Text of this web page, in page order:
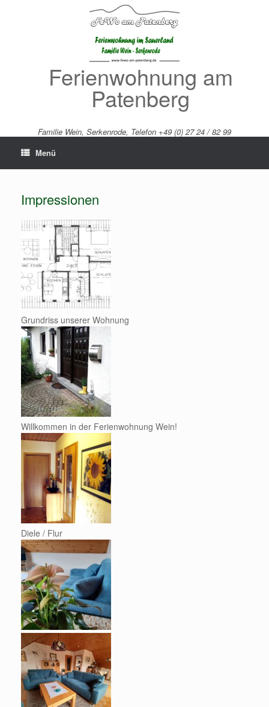
Ferienwohnung am
Patenberg
Familie Wein, Serkenrode, Telefon +49 (0) 27 24 / 82 99
Menü
Impressionen
Grundriss unserer Wohnung
Willkommen in der Ferienwohnung Wein!
Diele / Flur